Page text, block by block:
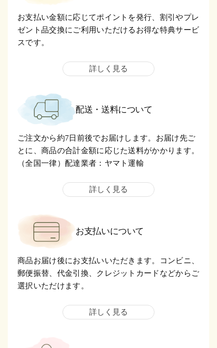
お支払い金額に応じてポイントを発行、割引やプレ
ゼント品交換にご利用いただけるお得な特典サービ
スです。
詳しく見る
配送・送料について
ご注文から約7日前後でお届けします。お届け先ご
とに、商品の合計金額に応じた送料がかかります。
（全国一律）配達業者：ヤマト運輸
詳しく見る
お支払いについて
商品お届け後にお支払いいただきます。コンビニ、
郵便振替、代金引換、クレジットカードなどからご
選択いただけます。
詳しく見る